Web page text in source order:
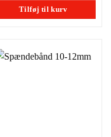
Tilføj til kurv